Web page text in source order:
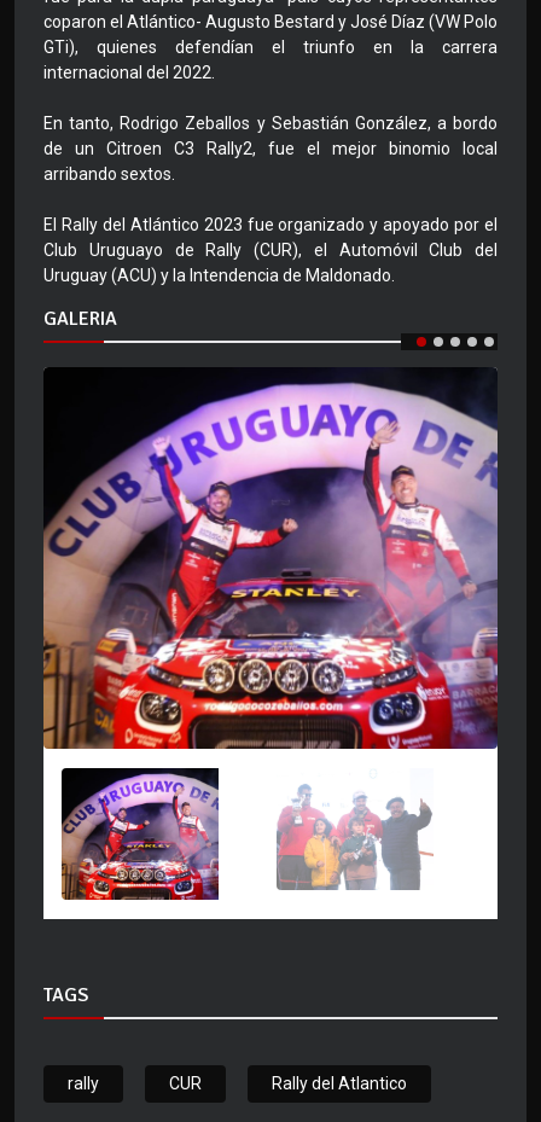
coparon el Atlántico- Augusto Bestard y José Díaz (VW Polo
GTi), quienes defendían el triunfo en la carrera
internacional del 2022.
En tanto, Rodrigo Zeballos y Sebastián González, a bordo
de un Citroen C3 Rally2, fue el mejor binomio local
arribando sextos.
El Rally del Atlántico 2023 fue organizado y apoyado por el
Club Uruguayo de Rally (CUR), el Automóvil Club del
Uruguay (ACU) y la Intendencia de Maldonado.
GALERIA
TAGS
rally CUR Rally del Atlantico